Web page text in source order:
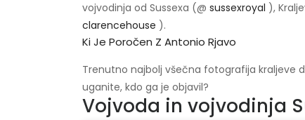
vojvodinja od Sussexa (@ sussexroyal ),
clarencehouse ).
Ki Je Poročen Z Antonio Rjavo
Trenutno najbolj všečna fotografija kraljeve
uganite, kdo ga je objavil?
Vojvoda in vojvodinja